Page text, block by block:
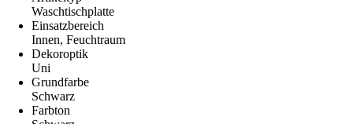
Waschtischplatte
Einsatzbereich
Innen, Feuchtraum
Dekoroptik
Uni
Grundfarbe
Schwarz
Farbton